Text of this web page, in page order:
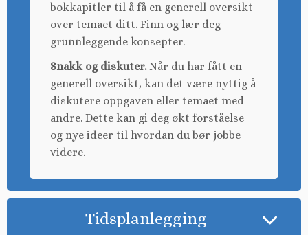
bokkapitler til å få en generell oversikt
over temaet ditt. Finn og lær deg
grunnleggende konsepter.
Snakk og diskuter.Når du har fått en
generell oversikt, kan det være nyttig å
diskutere oppgaven eller temaet med
andre. Dette kan gi deg økt forståelse
og nye ideer til hvordan du bør jobbe
videre.
Tidsplanlegging